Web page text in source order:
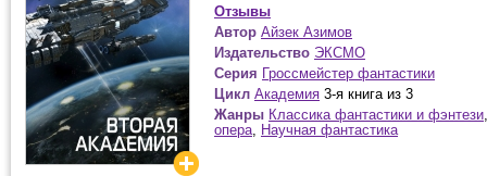
Отзывы
Автор Айзек Азимов
Издательство ЭКСМО
Серия Гроссмейстер фантастики
Цикл Академия 3-я книга из 3
Жанры Классика фантастики и фэнтези
опера, Научная фантастика